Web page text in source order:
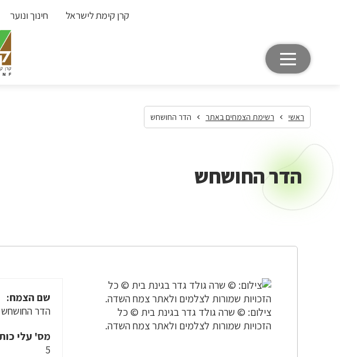
קרן קימת לישראל חינוך ונוער
ראשי רשימת הצמחים באתר הדר החושחש
הדר החושחש
צילום: © שרה גולד גדר בגינת בית © כל
הזכויות שמורות לצלמים ולאתר צמח השדה.
שם הצמח:
הדר החושחש
מס' עלי
5